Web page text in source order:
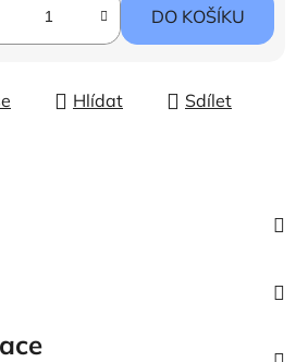
DO KOŠÍKU
Hlídat Sdílet